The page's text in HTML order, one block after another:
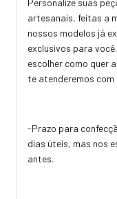
Personalize suas
artesanais, feitas a
nossos modelos já
exclusivos para
escolher como quer
te atenderemos com
-Prazo para
dias úteis, mas nos
antes.